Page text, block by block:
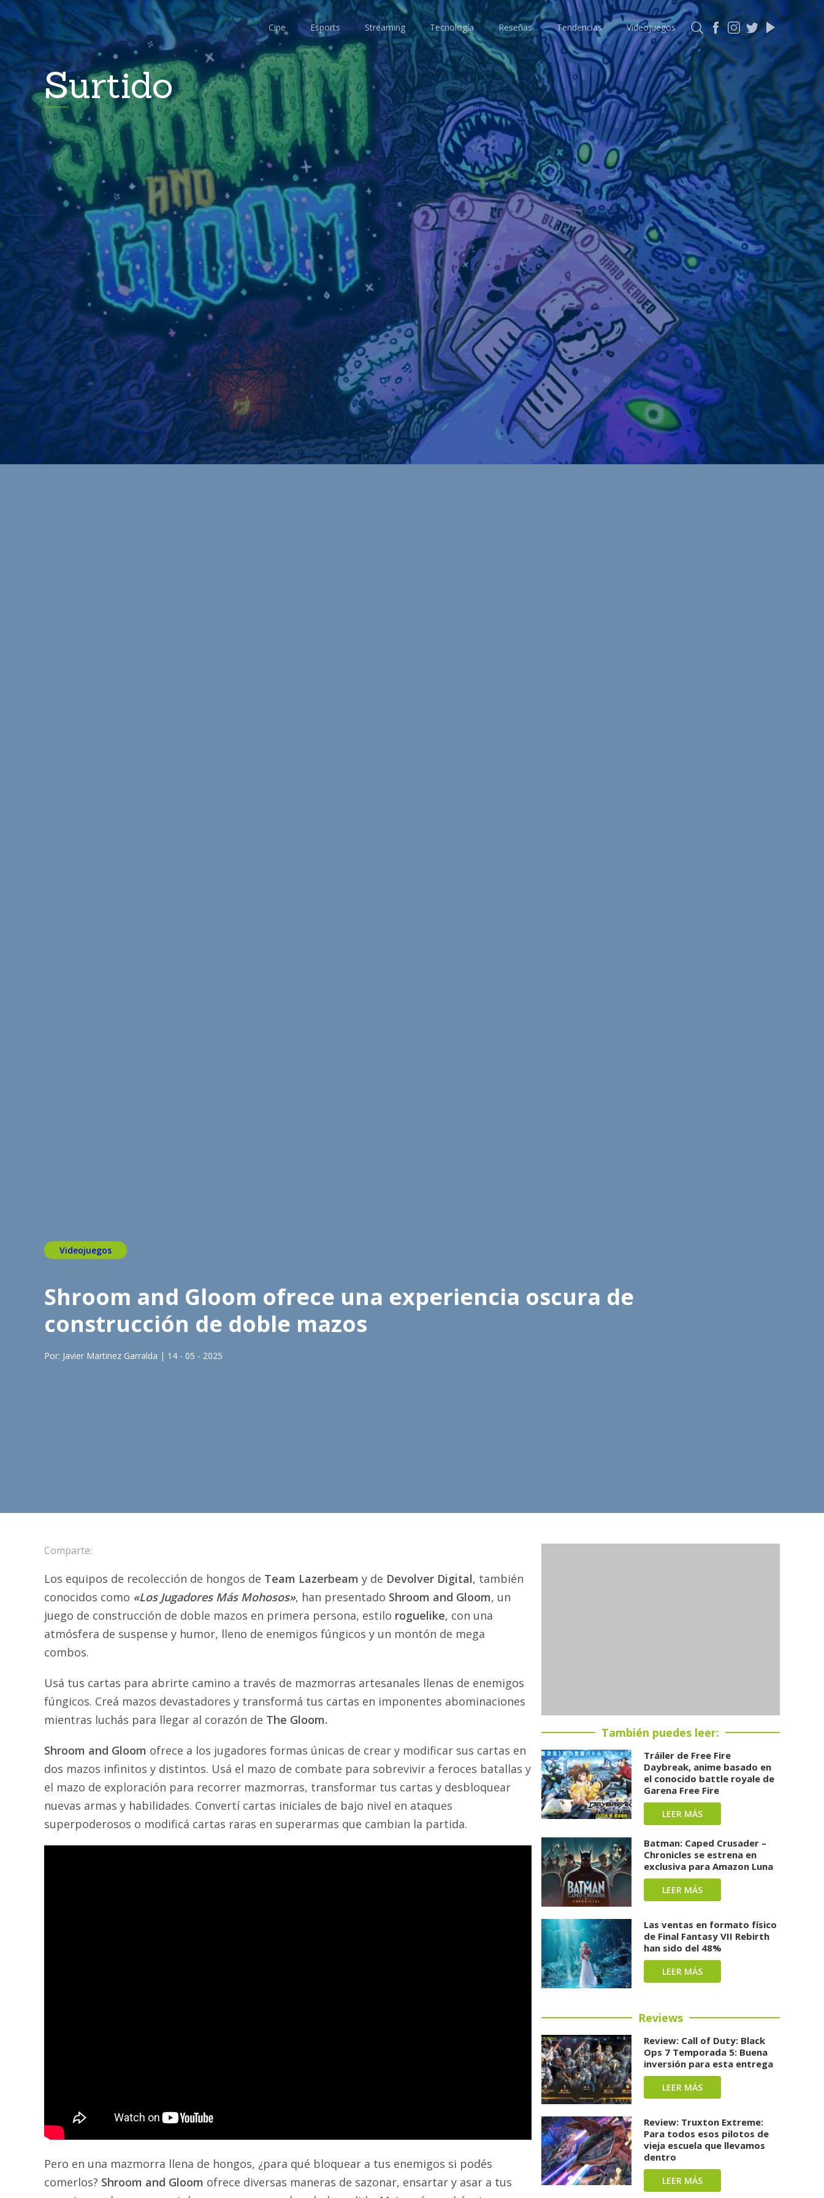
Cine Esports Streaming Tecnología Reseñas Tendencias Videojuegos
Surtido
Videojuegos
Shroom and Gloom ofrece una experiencia oscura de
construcción de doble mazos
Por: Javier Martinez Garralda | 14 - 05 - 2025
Comparte:
Los equipos de recolección de hongos de Team Lazerbeam y de Devolver Digital, también
conocidos como «Los Jugadores Más Mohosos», han presentado Shroom and Gloom, un
juego de construcción de doble mazos en primera persona, estilo roguelike, con una
atmósfera de suspense y humor, lleno de enemigos fúngicos y un montón de mega
combos.
Usá tus cartas para abrirte camino a través de mazmorras artesanales llenas de enemigos
fúngicos. Creá mazos devastadores y transformá tus cartas en imponentes abominaciones
mientras luchás para llegar al corazón de The Gloom.
Shroom and Gloom ofrece a los jugadores formas únicas de crear y modificar sus cartas en
dos mazos infinitos y distintos. Usá el mazo de combate para sobrevivir a feroces batallas y
el mazo de exploración para recorrer mazmorras, transformar tus cartas y desbloquear
nuevas armas y habilidades. Convertí cartas iniciales de bajo nivel en ataques
superpoderosos o modificá cartas raras en superarmas que cambian la partida.
Pero en una mazmorra llena de hongos, ¿para qué bloquear a tus enemigos si podés
comerlos? Shroom and Gloom ofrece diversas maneras de sazonar, ensartar y asar a tus
También puedes leer:
Tráiler de Free Fire
Daybreak, anime basado en
el conocido battle royale de
Garena Free Fire
LEER MÁS
Batman: Caped Crusader –
Chronicles se estrena en
exclusiva para Amazon Luna
LEER MÁS
Las ventas en formato físico
de Final Fantasy VII Rebirth
han sido del 48%
LEER MÁS
Reviews
Review: Call of Duty: Black
Ops 7 Temporada 5: Buena
inversión para esta entrega
LEER MÁS
Review: Truxton Extreme:
Para todos esos pilotos de
vieja escuela que llevamos
dentro
LEER MÁS